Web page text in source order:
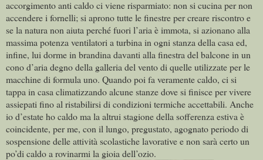
accorgimento anti caldo ci viene risparmiato: non si cucina per non
accendere i fornelli; si aprono tutte le finestre per creare riscontro e
se la natura non aiuta perché fuori l’aria è immota, si azionano alla
massima potenza ventilatori a turbina in ogni stanza della casa ed,
infine, lui dorme in brandina davanti alla finestra del balcone in un
cono d’aria degno della galleria del vento di quelle utilizzate per le
macchine di formula uno. Quando poi fa veramente caldo, ci si
tappa in casa climatizzando alcune stanze dove si finisce per vivere
assiepati fino al ristabilirsi di condizioni termiche accettabili. Anche
io d’estate ho caldo ma la altrui stagione della sofferenza estiva è
coincidente, per me, con il lungo, pregustato, agognato periodo di
sospensione delle attività scolastiche lavorative e non sarà certo un
po’di caldo a rovinarmi la gioia dell’ozio.